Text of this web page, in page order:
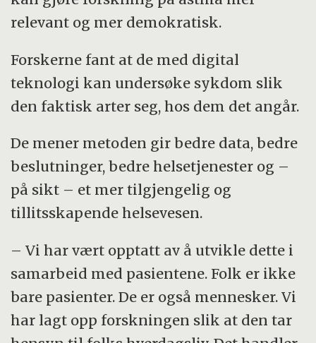
relevant og mer demokratisk.
Forskerne fant at de med digital
teknologi kan undersøke sykdom slik
den faktisk arter seg, hos dem det angår.
De mener metoden gir bedre data, bedre
beslutninger, bedre helsetjenester og –
på sikt – et mer tilgjengelig og
tillitsskapende helsevesen.
– Vi har vært opptatt av å utvikle dette i
samarbeid med pasientene. Folk er ikke
bare pasienter. De er også mennesker. Vi
har lagt opp forskningen slik at den tar